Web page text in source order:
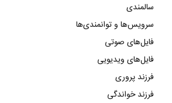
سالمندی
سرویس‌ها و توانمندی‌ها
فایل‌های صوتی
فایل‌های ویدیویی
فرزند پروری
فرزند خواندگی